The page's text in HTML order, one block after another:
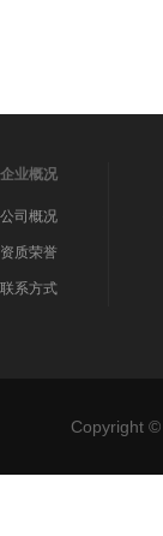
企业概况
公司概况
资质荣誉
联系方式
Copyright